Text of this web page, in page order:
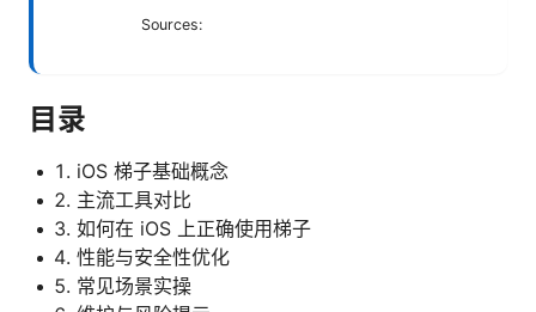
Sources:
目录
iOS 梯子基础概念
主流工具对比
如何在 iOS 上正确使用梯子
性能与安全性优化
常见场景实操